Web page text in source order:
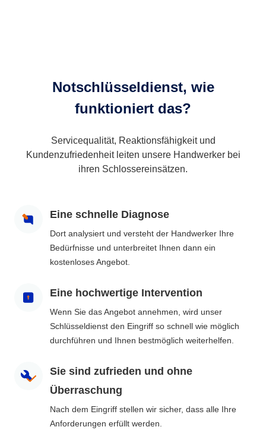
Notschlüsseldienst, wie
funktioniert das?
Servicequalität, Reaktionsfähigkeit und
Kundenzufriedenheit leiten unsere Handwerker bei
ihren Schlossereinsätzen.
Eine schnelle Diagnose
Dort analysiert und versteht der Handwerker Ihre
Bedürfnisse und unterbreitet Ihnen dann ein
kostenloses Angebot.
Eine hochwertige Intervention
Wenn Sie das Angebot annehmen, wird unser
Schlüsseldienst den Eingriff so schnell wie möglich
durchführen und Ihnen bestmöglich weiterhelfen.
Sie sind zufrieden und ohne
Überraschung
Nach dem Eingriff stellen wir sicher, dass alle Ihre
Anforderungen erfüllt werden.